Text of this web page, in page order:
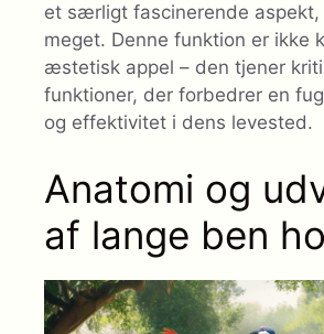
et særligt fascinerende aspekt,
meget. Denne funktion er ikke
æstetisk appel – den tjener
funktioner, der forbedrer en
og effektivitet i dens levested.
Anatomi og
af lange ben